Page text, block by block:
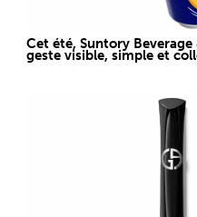
Cet été, Suntory
geste visible, simple et